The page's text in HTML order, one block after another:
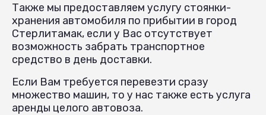
Также мы предоставляем услугу стоянки-
хранения автомобиля по прибытии в город
Стерлитамак, если у Вас отсутствует
возможность забрать транспортное
средство в день доставки.
Если Вам требуется перевезти сразу
множество машин, то у нас также есть услуга
аренды целого автовоза.